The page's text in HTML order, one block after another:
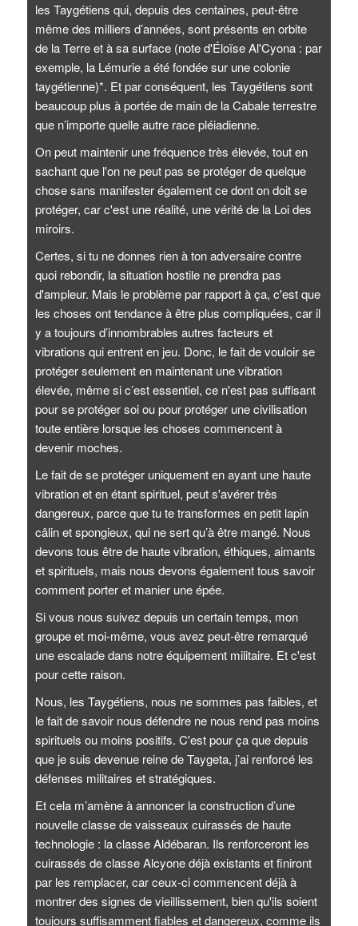
les Taygétiens qui, depuis des centaines, peut-être
même des milliers d’années, sont présents en orbite
de la Terre et à sa surface (note d'Éloïse Al'Cyona : par
exemple, la Lémurie a été fondée sur une colonie
taygétienne)*. Et par conséquent, les Taygétiens sont
beaucoup plus à portée de main de la Cabale terrestre
que n’importe quelle autre race pléiadienne.
On peut maintenir une fréquence très élevée, tout en
sachant que l'on ne peut pas se protéger de quelque
chose sans manifester également ce dont on doit se
protéger, car c'est une réalité, une vérité de la Loi des
miroirs.
Certes, si tu ne donnes rien à ton adversaire contre
quoi rebondir, la situation hostile ne prendra pas
d'ampleur. Mais le problème par rapport à ça, c'est que
les choses ont tendance à être plus compliquées, car il
y a toujours d’innombrables autres facteurs et
vibrations qui entrent en jeu. Donc, le fait de vouloir se
protéger seulement en maintenant une vibration
élevée, même si c’est essentiel, ce n'est pas suffisant
pour se protéger soi ou pour protéger une civilisation
toute entière lorsque les choses commencent à
devenir moches.
Le fait de se protéger uniquement en ayant une haute
vibration et en étant spirituel, peut s'avérer très
dangereux, parce que tu te transformes en petit lapin
câlin et spongieux, qui ne sert qu’à être mangé. Nous
devons tous être de haute vibration, éthiques, aimants
et spirituels, mais nous devons également tous savoir
comment porter et manier une épée.
Si vous nous suivez depuis un certain temps, mon
groupe et moi-même, vous avez peut-être remarqué
une escalade dans notre équipement militaire. Et c'est
pour cette raison.
Nous, les Taygétiens, nous ne sommes pas faibles, et
le fait de savoir nous défendre ne nous rend pas moins
spirituels ou moins positifs. C'est pour ça que depuis
que je suis devenue reine de Taygeta, j’ai renforcé les
défenses militaires et stratégiques.
Et cela m’amène à annoncer la construction d’une
nouvelle classe de vaisseaux cuirassés de haute
technologie : la classe Aldébaran. Ils renforceront les
cuirassés de classe Alcyone déjà existants et finiront
par les remplacer, car ceux-ci commencent déjà à
montrer des signes de vieillissement, bien qu'ils soient
toujours suffisamment fiables et dangereux, comme ils